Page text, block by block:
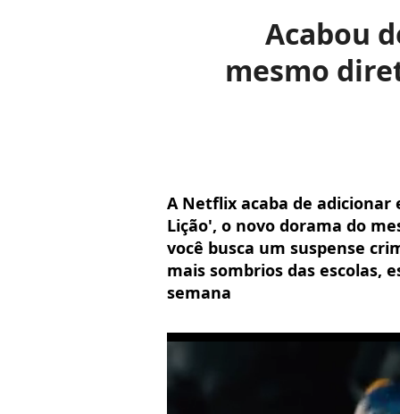
Acabou
mesmo
A Netflix acaba de adicionar
Lição', o novo dorama do
você busca um suspense
mais sombrios das escolas,
semana